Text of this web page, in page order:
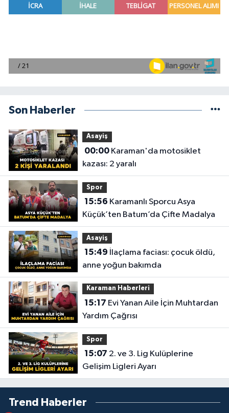
Son Haberler
Asayiş
00:00Karaman'da motosiklet
kazası: 2 yaralı
Spor
15:56
Küçük’ten Batum’da Çifte Madalya
Asayiş
15:49
anne yoğun bakımda
Karaman Haberleri
15:17
Yardım Çağrısı
Spor
15:07
Gelişim Ligleri Ayarı
Trend Haberler